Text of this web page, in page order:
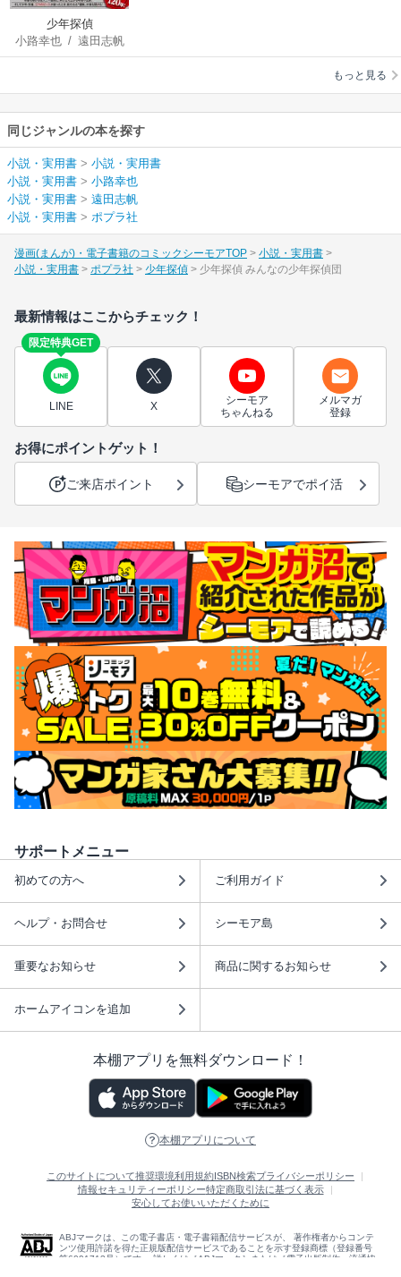
少年探偵
小路幸也/ 遠田志帆
もっと見る
同じジャンルの本を探す
小説・実用書 > 小説・実用書
小説・実用書 > 小路幸也
小説・実用書 > 遠田志帆
小説・実用書 > ポプラ社
漫画(まんが)・電子書籍のコミックシーモアTOP
小説・実用書
小説・実用書
ポプラ社 少年探偵 少年探偵 みんなの少年探偵団
最新情報はここからチェック！
限定特典GET
LINE X
シーモア
ちゃんねる
メルマガ
登録
お得にポイントゲット！
ご来店ポイント シーモアでポイ活
サポートメニュー
初めての方へ ご利用ガイド
ヘルプ・お問合せ シーモア島
重要なお知らせ 商品に関するお知らせ
ホームアイコンを追加
本棚アプリを無料ダウンロード！
本棚アプリについて
このサイトについて推奨環境利用規約 ISBN検索プライバシーポリシー
情報セキュリティーポリシー特定商取引法に基づく表示
安心してお使いいただくために
ABJマークは、この電子書店・電子書籍配信サービスが、 著作権者からコンテ
ンツ使用許諾を得た正規版配信サービスであることを示す登録商標（登録番号
第6091713号）です。 詳しくは［ABJマーク］または［電子出版制作・流通協